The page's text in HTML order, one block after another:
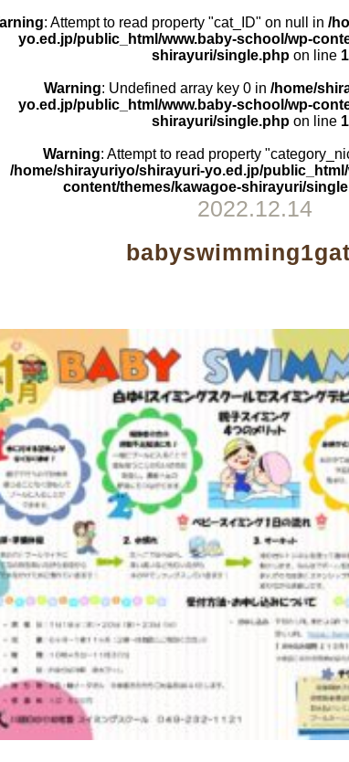
: Attempt to read property "cat_ID" on null in/
yo.ed.jp/public_html/www.baby-school/wp-
shirayuri/single.php on line
Warning: Undefined array key 0 in/home/
yo.ed.jp/public_html/www.baby-school/wp-
shirayuri/single.php on line
Warning: Attempt to read property
/home/shirayuriyo/shirayuri-yo.ed.jp/
content/themes/kawagoe-shirayuri/
2022.12.14